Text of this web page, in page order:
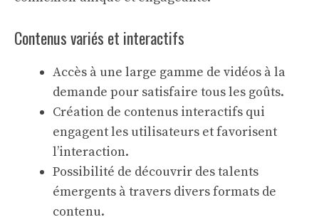
Contenus variés et interactifs
Accès à une large gamme de vidéos à la
demande pour satisfaire tous les goûts.
Création de contenus interactifs qui
engagent les utilisateurs et favorisent
l’interaction.
Possibilité de découvrir des talents
émergents à travers divers formats de
contenu.